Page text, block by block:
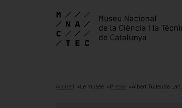
Accueil Le musée Presse Albert Tulleuda